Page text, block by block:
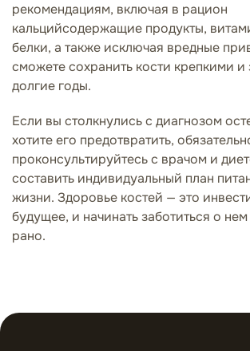
рекомендациям, включая в рацион
кальцийсодержащие продукты,
белки, а также исключая вредные
сможете сохранить кости крепкими
долгие годы.
Если вы столкнулись с диагнозом
хотите его предотвратить,
проконсультируйтесь с врачом и
составить индивидуальный план
жизни. Здоровье костей — это
будущее, и начинать заботиться о
рано.